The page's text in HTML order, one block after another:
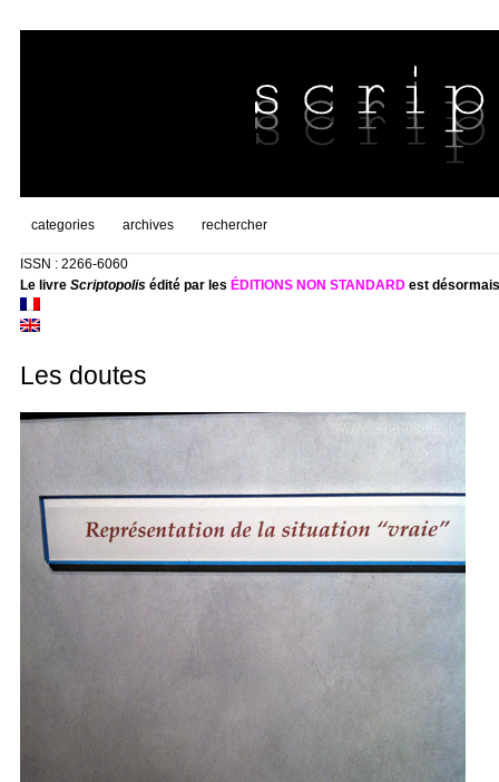
categories archives rechercher
ISSN : 2266-6060
Le livre Scriptopolisédité par les ÉDITIONS NON STANDARDest
Les doutes